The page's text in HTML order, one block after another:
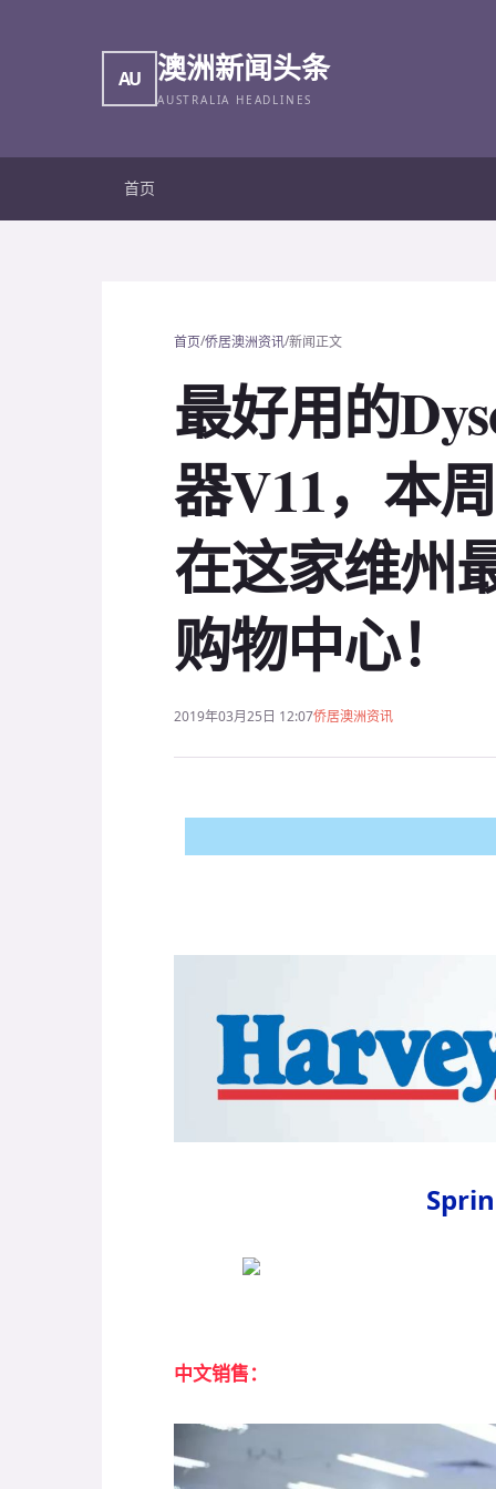
AU 澳洲新闻头条
AUSTRALIA HEADLINES
首页
首页/侨居澳洲资讯/新闻正文
最好用的
器V11，本
在这家维州
购物中心！
2019年03月25日 12:07侨居澳洲资讯
中文销售：